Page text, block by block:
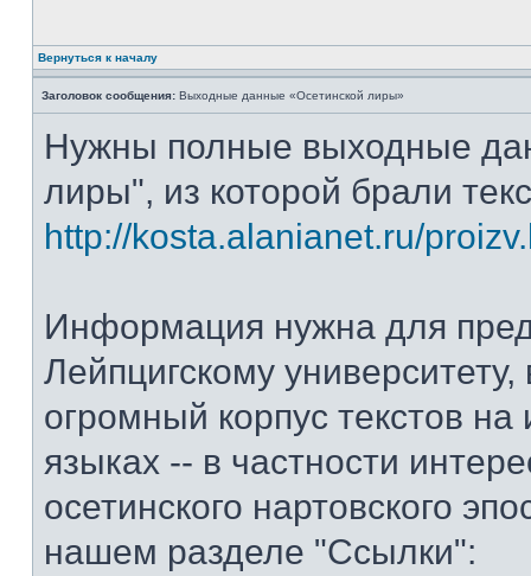
Вернуться к началу
Заголовок сообщения: Выходные данные «Осетинской лиры»
Нужны полные выходные
лиры", из которой брали
http://kosta.alanianet.ru/
Информация нужна для
Лейпцигскому
огромный корпус текстов на
языках -- в частности
осетинского нартовского
нашем разделе "Ссылки":